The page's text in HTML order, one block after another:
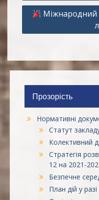
Прозорість
Нормативні
Статут
Колективний
Стратегія
12 на 2021-
Безпечне
План дій у